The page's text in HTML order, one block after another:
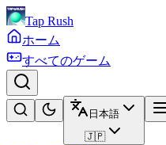
Tap Rush
ホーム
すべてのゲーム
日本語
🇯🇵